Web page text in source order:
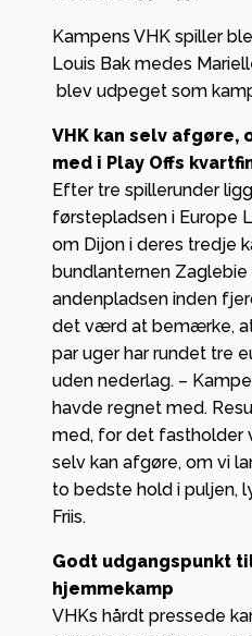
Kampens VHK spiller
Louis Bak medes
blev udpeget som
VHK kan selv afgøre,
med i Play Offs
Efter tre spillerunder
førstepladsen i Europe
om Dijon i deres tredje
bundlanternen Zaglebie
andenpladsen inden
det værd at bemærke,
par uger har rundet tre
uden nederlag. –
havde regnet med.
med, for det fastholder
selv kan afgøre, om vi
to bedste hold i puljen,
Friis.
Godt udgangspunkt
hjemmekamp
VHKs hårdt pressede